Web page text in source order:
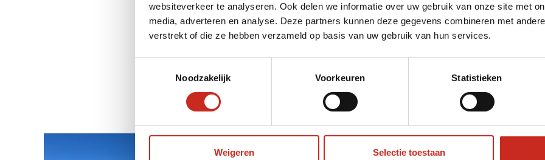
websiteverkeer te analyseren. Ook delen we informatie over uw gebruik van onze site met
media, adverteren en analyse. Deze partners kunnen deze gegevens combineren met
verstrekt of die ze hebben verzameld op basis van uw gebruik van hun services.
Noodzakelijk
Voorkeuren Statistieken
Weigeren Selectie toestaan
Onze populairste Oman